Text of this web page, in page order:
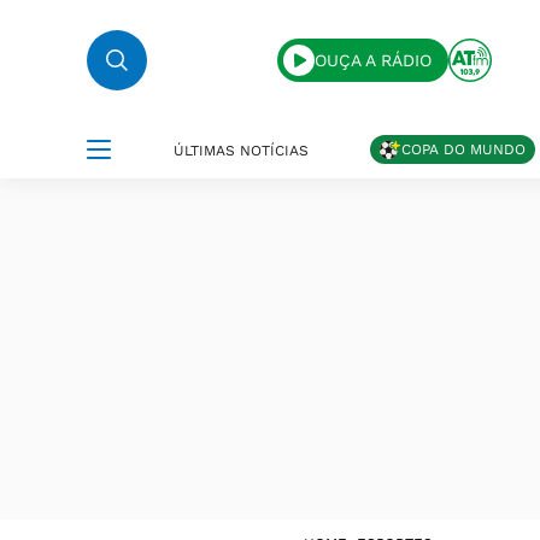
OUÇA A RÁDIO
ÚLTIMAS NOTÍCIAS COPA DO MUNDO